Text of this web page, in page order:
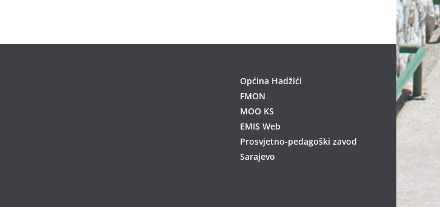
Općina Hadžići
FMON
MOO KS
EMIS Web
Prosvjetno-pedagoški zavod
Sarajevo